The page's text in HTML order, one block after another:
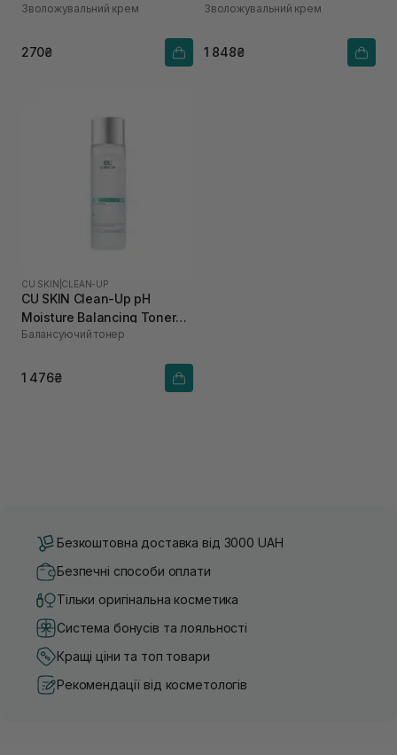
Зволожувальний крем
270₴
Зволожувальний крем
1 848₴
CU SKIN CLEAN-UP
CU SKIN Clean-Up pH
Moisture Balancing Toner
200 мл
Балансуючий тонер
1 476₴
Безкоштовна доставка від 3000 UAH
Безпечні способи оплати
Тільки оригінальна косметика
Система бонусів та лояльності
Кращі ціни та топ товари
Рекомендації від косметологів